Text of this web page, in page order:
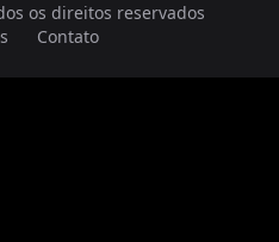
os direitos reservados
Contato